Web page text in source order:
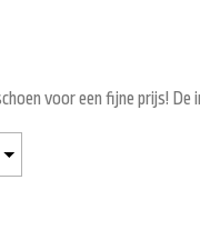
voor een fijne prijs!